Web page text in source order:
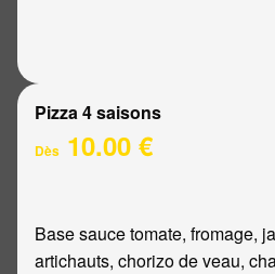
Pizza 4 saisons
Dès 10.00 €
Base sauce tomate, fromage,
artichauts, chorizo de veau,